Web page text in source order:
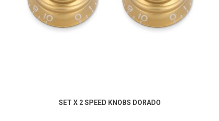
SET X 2 SPEED KNOBS DORADO